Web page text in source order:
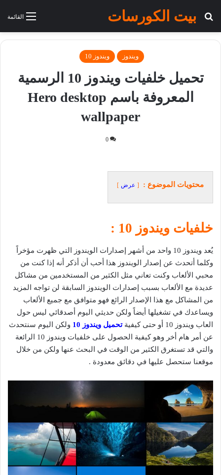
القائمة بيت الكورسات
بحث عن
ويندوز ويندوز 10
تحميل خلفيات ويندوز 10 الرسمية
المعروفة باسم Hero desktop
wallpaper
0
محتويات الموضوع : عرض
خلفيات ويندوز 10 :
يُعد ويندوز 10 واحد من أشهر إصدارات الويندوز التي ظهرت مؤخراً
وكلما أتحدث عن إصدار الويندوز هذا أحب أن أذكر أنه إذا كنت من
محبي الألعاب وكنت تعاني مثل الكثير من المستخدمين من مشاكل
عديدة مع الألعاب بسبب إصدارات الويندوز السابقة لن تواجه المزيد
من المشاكل مع هذا الإصدار الرائع فهو متوافق مع جميع الألعاب
ويساعدك في تشغيلها أيضاً ولكن حديثي اليوم أصدقائي ليس حول
العاب ويندوز 10 أو حتى كيفية
تحميل ويندوز 10
ولكن اليوم سنتحدث
عن أمر هام أخر وهو كيفية الحصول على خلفيات ويندوز 10 الرائعة
والتي قد تستغرق الكثير من الوقت في البحث عنها ولكن من خلال
موقعنا ستحصل عليها في دقائق معدودة .